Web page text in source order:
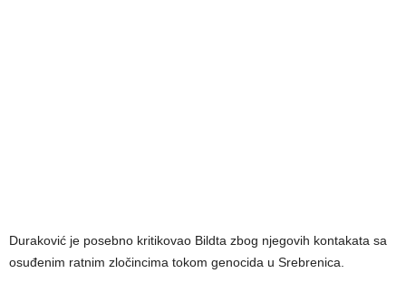
Duraković je posebno kritikovao Bildta zbog njegovih kontakata sa
osuđenim ratnim zločincima tokom genocida u Srebrenica.